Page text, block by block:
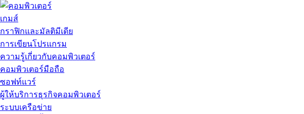
เกมส์
กราฟิกและมัลติมีเดีย
การเขียนโปรแกรม
ความรู้เกี่ยวกับคอมพิวเตอร์
คอมพิวเตอร์มือถือ
ซอฟท์แวร์
ผู้ให้บริการธุรกิจคอมพิวเตอร์
ระบบเครือข่าย